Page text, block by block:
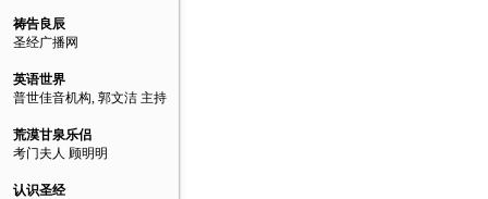
祷告良辰
圣经广播网
英语世界
普世佳音机构, 郭文洁 主持
荒漠甘泉乐侣
考门夫人 顾明明
认识圣经